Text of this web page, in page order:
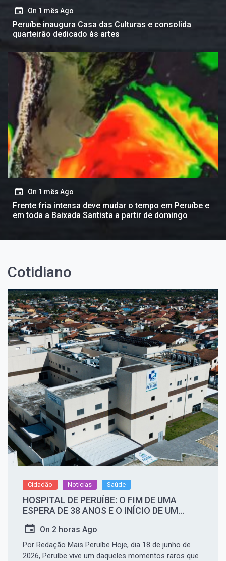
On 1 mês Ago
Peruíbe inaugura Casa das Culturas e consolida
quarteirão dedicado às artes
On 1 mês Ago
Frente fria intensa deve mudar o tempo em Peruíbe e
em toda a Baixada Santista a partir de domingo
Cotidiano
Cidadão Notícias Saúde
HOSPITAL DE PERUÍBE: O FIM DE UMA
ESPERA DE 38 ANOS E O INÍCIO DE UM
NOVO CAPÍTULO PARA A CIDADE
On 2 horas Ago
Por Redação Mais Peruíbe Hoje, dia 18 de junho de
2026, Peruíbe vive um daqueles momentos raros que